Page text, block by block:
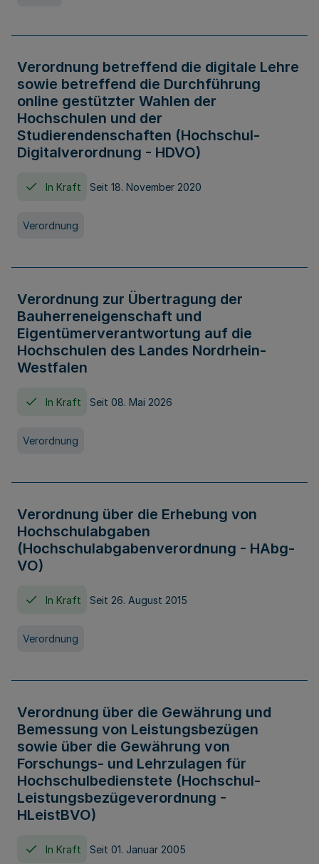
Verordnung betreffend die digitale Lehre
sowie betreffend die Durchführung
online gestützter Wahlen der
Hochschulen und der
Studierendenschaften (Hochschul-
Digitalverordnung - HDVO)
In Kraft Seit 18. November 2020
Verordnung
Verordnung zur Übertragung der
Bauherreneigenschaft und
Eigentümerverantwortung auf die
Hochschulen des Landes Nordrhein-
Westfalen
In Kraft Seit 08. Mai 2026
Verordnung
Verordnung über die Erhebung von
Hochschulabgaben
(Hochschulabgabenverordnung - HAbg-
VO)
In Kraft Seit 26. August 2015
Verordnung
Verordnung über die Gewährung und
Bemessung von Leistungsbezügen
sowie über die Gewährung von
Forschungs- und Lehrzulagen für
Hochschulbedienstete (Hochschul-
Leistungsbezügeverordnung -
HLeistBVO)
In Kraft Seit 01. Januar 2005